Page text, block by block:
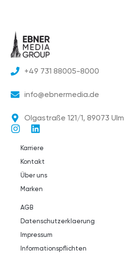
+49 731 88005-8000
info@ebnermedia.de
Olgastraße 121/1, 89073 Ulm
Karriere
Kontakt
Über uns
Marken
AGB
Datenschutzerklaerung
Impressum
Informationspflichten